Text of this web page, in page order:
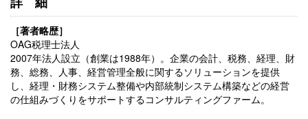
［著者略歴］
OAG税理士法人
2007年法人設立（創業は1988年）。企業の会計、税務、経理、財
務、総務、人事、経営管理全般に関するソリューションを提供
し、経理・財務システム整備や内部統制システム構築などの経営
の仕組みづくりをサポートするコンサルティングファーム。